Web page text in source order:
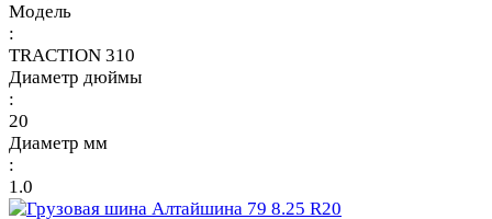
Модель
:
TRACTION 310
Диаметр дюймы
:
20
Диаметр мм
:
1.0